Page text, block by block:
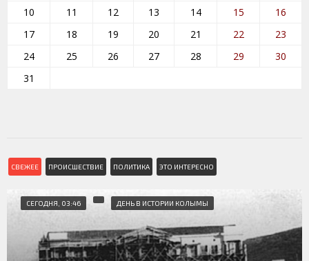
10
11 12 13 14 15
16
17
18 19 20 21 22
23
24
25 26 27 28 29
30
31
СВЕЖЕЕ ПРОИСШЕСТВИЕ ПОЛИТИКА ЭТО ИНТЕРЕСНО
СЕГОДНЯ, 03:46 ДЕНЬ В ИСТОРИИ КОЛЫМЫ